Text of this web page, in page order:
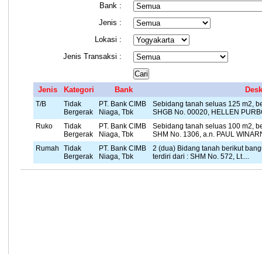
Bank :
Jenis :
Lokasi :
Jenis Transaksi :
Jenis Kategori Bank
T/B
Tidak
Bergerak
PT. Bank CIMB
Niaga, Tbk
Sebidang tanah seluas 125 m2,
SHGB No. 00020, HELLEN
Ruko
Tidak
Bergerak
PT. Bank CIMB
Niaga, Tbk
Sebidang tanah seluas 100 m2,
SHM No. 1306, a.n. PAUL
Rumah
Tidak
Bergerak
PT. Bank CIMB
Niaga, Tbk
2 (dua) Bidang tanah berikut
terdiri dari : SHM No. 572, Lt....